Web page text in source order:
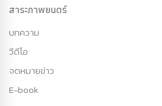
สาระภาพยนตร์
บทความ
วีดีโอ
จดหมายข่าว
E-book